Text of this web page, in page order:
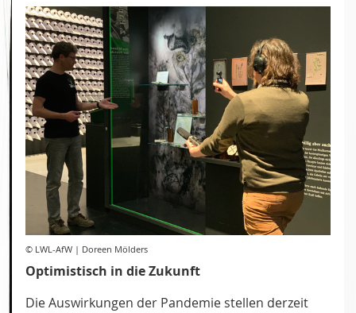
© LWL-AfW | Doreen Mölders
Optimistisch in die Zukunft
Die Auswirkungen der Pandemie stellen derzeit